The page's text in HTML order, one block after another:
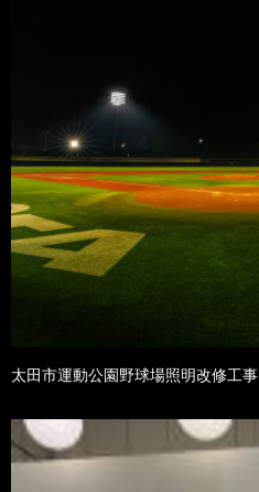
太田市運動公園野球場照明改修工事